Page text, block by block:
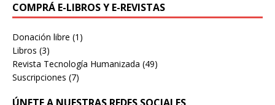
COMPRÁ E-LIBROS Y E-REVISTAS
Donación libre (1)
Libros (3)
Revista Tecnología Humanizada (49)
Suscripciones (7)